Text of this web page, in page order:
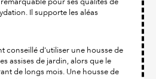
Il supporte les aléas
conseillé d'utiliser une housse de
assises de jardin, alors que le
de longs mois. Une housse de